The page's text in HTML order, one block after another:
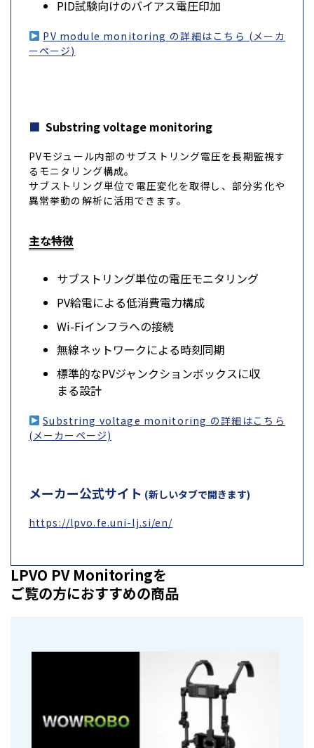
PID試験向けのバイアス電圧印加
PV module monitoring の詳細はこちら (メーカ
ーページ)
Substring voltage monitoring
PVモジュール内部のサブストリング電圧を長期監視す
るモニタリング構成。
サブストリング単位で電圧変化を取得し、部分劣化や
異常挙動の解析に活用できます。
主な特徴
サブストリング単位の電圧モニタリング
PV給電による低消費電力構成
Wi-Fiインフラへの接続
無線ネットワークによる時刻同期
標準的なPVジャンクションボックスに収
まる設計
Substring voltage monitoring の詳細はこちら
(メーカーページ)
メーカー公式サイト (新しいタブで開きます)
https://lpvo.fe.uni-lj.si/en/
LPVO PV Monitoringを
ご覧の方におすすめの商品